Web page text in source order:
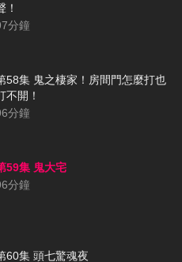
！
分鐘
58集 鬼之棲家！房間門怎麼打也
不開！
分鐘
59集 鬼大宅
分鐘
60集 頭七驚魂夜